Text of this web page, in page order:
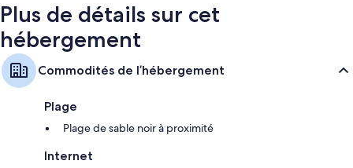
Plus de détails sur cet
hébergement
Commodités de l’hébergement
Plage
Plage de sable noir à proximité
Internet